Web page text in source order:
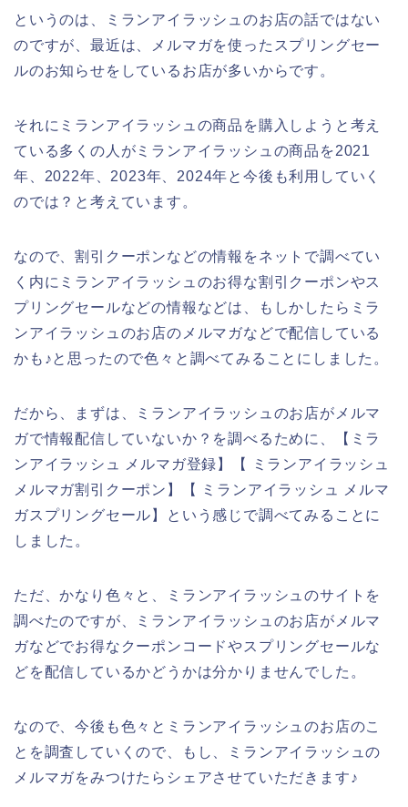
というのは、ミランアイラッシュのお店の話ではない
のですが、最近は、メルマガを使ったスプリングセー
ルのお知らせをしているお店が多いからです。
それにミランアイラッシュの商品を購入しようと考え
ている多くの人がミランアイラッシュの商品を2021
年、2022年、2023年、2024年と今後も利用していく
のでは？と考えています。
なので、割引クーポンなどの情報をネットで調べてい
く内にミランアイラッシュのお得な割引クーポンやス
プリングセールなどの情報などは、もしかしたらミラ
ンアイラッシュのお店のメルマガなどで配信している
かも♪と思ったので色々と調べてみることにしました。
だから、まずは、ミランアイラッシュのお店がメルマ
ガで情報配信していないか？を調べるために、【ミラ
ンアイラッシュ メルマガ登録】【 ミランアイラッシュ
メルマガ割引クーポン】【 ミランアイラッシュ メルマ
ガスプリングセール】という感じで調べてみることに
しました。
ただ、かなり色々と、ミランアイラッシュのサイトを
調べたのですが、ミランアイラッシュのお店がメルマ
ガなどでお得なクーポンコードやスプリングセールな
どを配信しているかどうかは分かりませんでした。
なので、今後も色々とミランアイラッシュのお店のこ
とを調査していくので、もし、ミランアイラッシュの
メルマガをみつけたらシェアさせていただきます♪